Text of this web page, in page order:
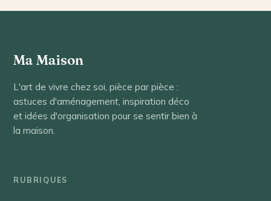
Ma Maison
L'art de vivre chez soi, pièce par pièce :
astuces d'aménagement, inspiration déco
et idées d'organisation pour se sentir bien à
la maison.
RUBRIQUES